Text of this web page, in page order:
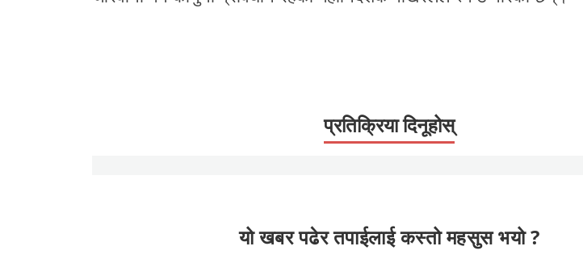
प्रतिक्रिया दिनूहोस्
यो खबर पढेर तपाईलाई कस्तो महसुस भयो ?